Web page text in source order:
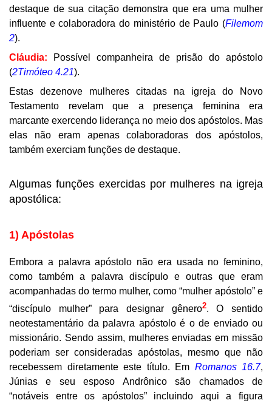
destaque de sua citação demonstra que era uma mulher
influente e colaboradora do ministério de Paulo (Filemom
2).
Cláudia: Possível companheira de prisão do apóstolo
(2Timóteo 4.21).
Estas dezenove mulheres citadas na igreja do Novo
Testamento revelam que a presença feminina era
marcante exercendo liderança no meio dos apóstolos. Mas
elas não eram apenas colaboradoras dos apóstolos,
também exerciam funções de destaque.
Algumas funções exercidas por mulheres na igreja
apostólica:
1) Apóstolas
Embora a palavra apóstolo não era usada no feminino,
como também a palavra discípulo e outras que eram
acompanhadas do termo mulher, como “mulher apóstolo” e
“discípulo mulher” para designar gênero2. O sentido
neotestamentário da palavra apóstolo é o de enviado ou
missionário. Sendo assim, mulheres enviadas em missão
poderiam ser consideradas apóstolas, mesmo que não
recebessem diretamente este título. Em Romanos 16.7,
Júnias e seu esposo Andrônico são chamados de
“notáveis entre os apóstolos” incluindo aqui a figura